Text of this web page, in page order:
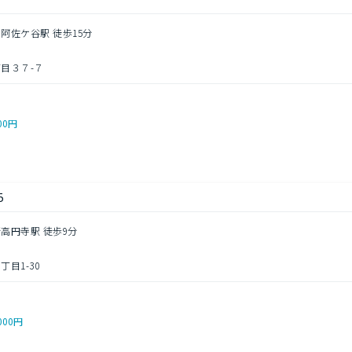
佐ケ谷駅 徒歩15分
３７-７
円
円寺駅 徒歩9分
目1-30
円